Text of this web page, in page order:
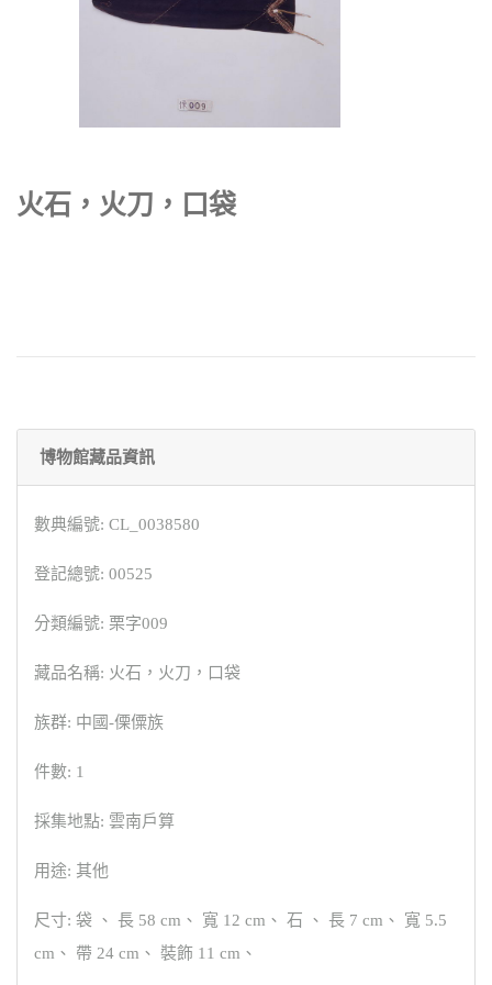
火石，火刀，口袋
博物館藏品資訊
數典編號: CL_0038580
登記總號: 00525
分類編號: 栗字009
藏品名稱: 火石，火刀，口袋
族群: 中國-傈僳族
件數: 1
採集地點: 雲南戶算
用途: 其他
尺寸: 袋 、 長 58 cm、 寬 12 cm、 石 、 長 7 cm、 寬 5.5
cm、 帶 24 cm、 裝飾 11 cm、